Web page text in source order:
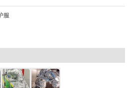
服